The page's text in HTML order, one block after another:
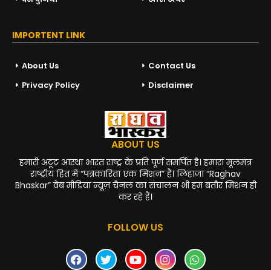
IMPORTENT LINK
About Us
Contact Us
Privacy Policy
Disclaimer
ABOUT US
हमारी अटूट आस्था भारत राष्ट्र के प्रति पूर्ण समर्पित है। हमारा मूलमंत्र
राष्ट्रीय हित में “पत्रकारिता एक मिशन” है। लिहाजा “Raghav
Bhaskar” वेब मीडिया न्यूज़ चैनल का संचालन भी हम बतौर मिशन ही
कर रहे हैं।
FOLLOW US